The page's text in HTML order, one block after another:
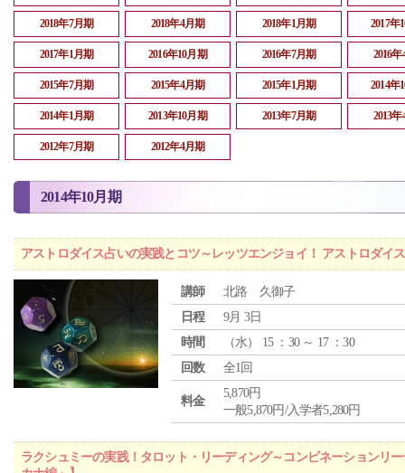
2018年7月期 2018年4月期 2018年1月期 2017年
2017年1月期 2016年10月期 2016年7月期 2016
2015年7月期 2015年4月期 2015年1月期 2014年
2014年1月期 2013年10月期 2013年7月期 2013
2012年7月期 2012年4月期
2014年10月期
アストロダイス占いの実践とコツ～レッツエンジョイ！ アストロダイ
講師
北路 久御子
日程
9月 3日
時間
（水） 15 ：30 ～ 17 ：30
回数
全1回
料金
5,870円
一般5,870円/入学者5,280円
ラクシュミーの実践！タロット・リーディング～コンビネーションリ